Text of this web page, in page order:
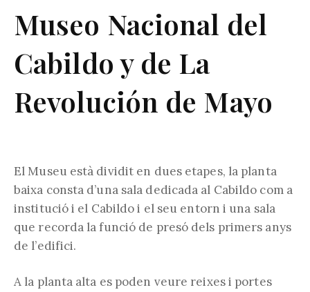
Museo Nacional del
Cabildo y de La
Revolución de Mayo
El Museu està dividit en dues etapes, la planta
baixa consta d’una sala dedicada al Cabildo com a
institució i el Cabildo i el seu entorn i una sala
que recorda la funció de presó dels primers anys
de l’edifici.
A la planta alta es poden veure reixes i portes